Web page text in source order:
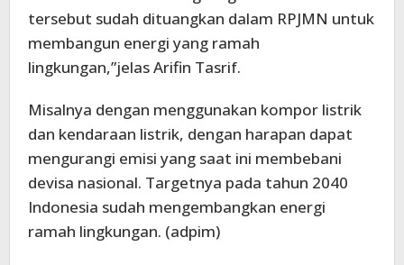
tersebut sudah dituangkan dalam RPJMN untuk
membangun energi yang ramah
lingkungan,”jelas Arifin Tasrif.
Misalnya dengan menggunakan kompor listrik
dan kendaraan listrik, dengan harapan dapat
mengurangi emisi yang saat ini membebani
devisa nasional. Targetnya pada tahun 2040
Indonesia sudah mengembangkan energi
ramah lingkungan. (adpim)